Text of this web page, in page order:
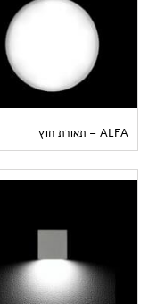
ALFA – תאורת חוץ